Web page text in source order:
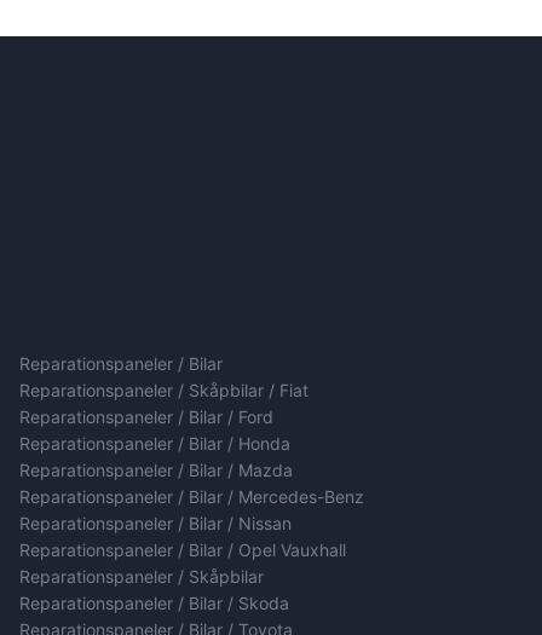
Reparationspaneler / Bilar
Reparationspaneler / Skåpbilar / Fiat
Reparationspaneler / Bilar / Ford
Reparationspaneler / Bilar / Honda
Reparationspaneler / Bilar / Mazda
Reparationspaneler / Bilar / Mercedes-Benz
Reparationspaneler / Bilar / Nissan
Reparationspaneler / Bilar / Opel Vauxhall
Reparationspaneler / Skåpbilar
Reparationspaneler / Bilar / Skoda
Reparationspaneler / Bilar / Toyota